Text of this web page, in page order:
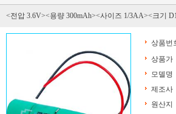
<전압 3.6V><용량 300mAh><사이즈 1/3AA><크기
상품번
상품가
모델명
제조사
원산지